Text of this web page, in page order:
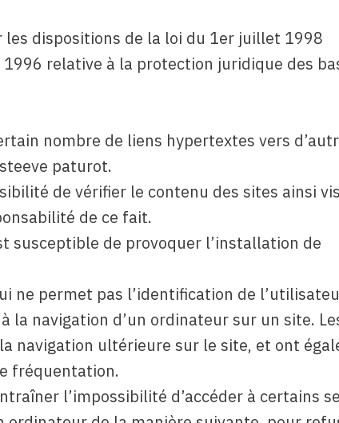
les dispositions de la loi du 1er juillet 1998
relative à la protection juridique des
nombre de liens hypertextes vers
paturot.
de vérifier le contenu des sites ainsi
de ce fait.
susceptible de provoquer l’installation de
ne permet pas l’identification de
navigation d’un ordinateur sur un site.
navigation ultérieure sur le site, et ont
fréquentation.
l’impossibilité d’accéder à certains